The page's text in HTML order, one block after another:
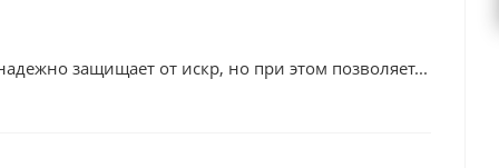
защищает от искр, но при этом позволяет...